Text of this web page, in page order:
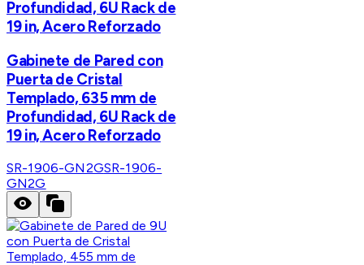
Profundidad, 6U Rack de
19 in, Acero Reforzado
Gabinete de Pared con
Puerta de Cristal
Templado, 635 mm de
Profundidad, 6U Rack de
19 in, Acero Reforzado
SR-1906-GN2GSR-1906-
GN2G